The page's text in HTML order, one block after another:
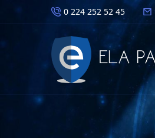
0 224 252 52 45